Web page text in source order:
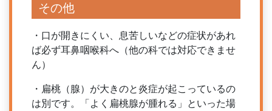
その他
・口が開きにくい、息苦しいなどの症状があれ
ば必ず耳鼻咽喉科へ（他の科では対応できませ
ん）
・扁桃（腺）が大きのと炎症が起こっているの
は別です。「よく扁桃腺が腫れる」といった場